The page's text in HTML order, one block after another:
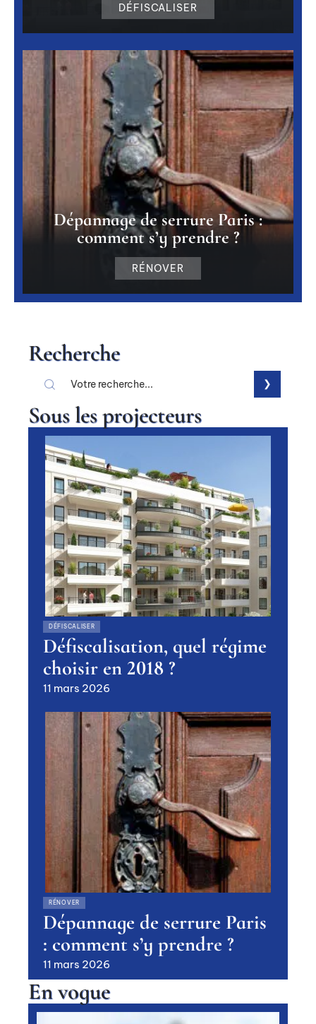
DÉFISCALISER
Dépannage de serrure Paris :
comment s’y prendre ?
RÉNOVER
Recherche
Sous les projecteurs
DÉFISCALISER
Défiscalisation, quel régime
choisir en 2018 ?
11 mars 2026
RÉNOVER
Dépannage de serrure Paris
: comment s’y prendre ?
11 mars 2026
En vogue